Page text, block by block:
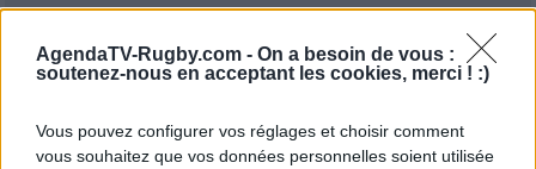
AgendaTV-Rugby.com - On a besoin de vous :
soutenez-nous en acceptant les cookies, merci ! :)
Vous pouvez configurer vos réglages et choisir comment
vous souhaitez que vos données personnelles soient utilisée